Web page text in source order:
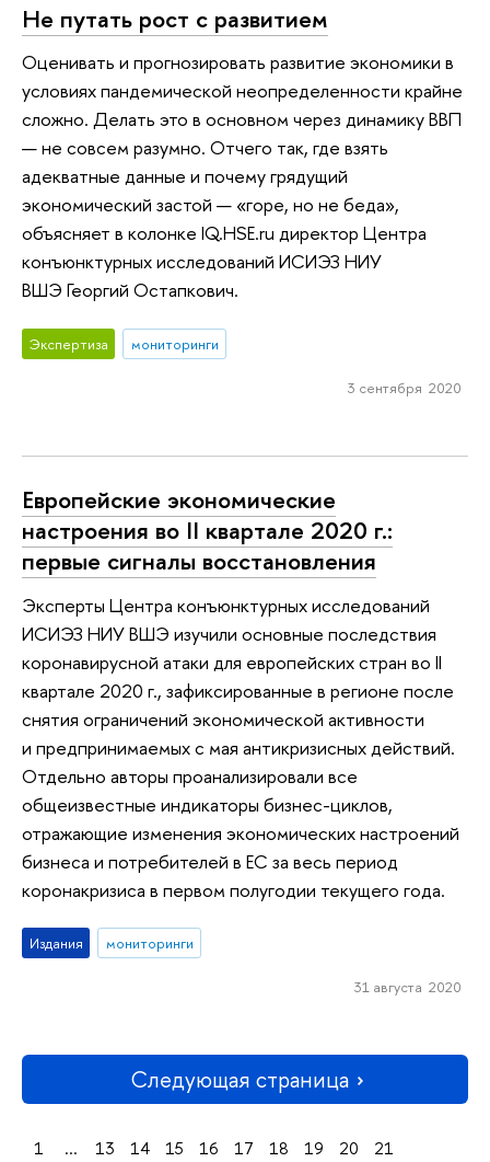
Не путать рост с развитием
Оценивать и прогнозировать развитие экономики в
условиях пандемической неопределенности крайне
сложно. Делать это в основном через динамику ВВП
— не совсем разумно. Отчего так, где взять
адекватные данные и почему грядущий
экономический застой — «горе, но не беда»,
объясняет в колонке IQ.HSE.ru директор Центра
конъюнктурных исследований ИСИЭЗ НИУ
ВШЭ Георгий Остапкович.
Экспертиза мониторинги
3 сентября 2020
Европейские экономические
настроения во II квартале 2020 г.:
первые сигналы восстановления
Эксперты Центра конъюнктурных исследований
ИСИЭЗ НИУ ВШЭ изучили основные последствия
коронавирусной атаки для европейских стран во II
квартале 2020 г., зафиксированные в регионе после
снятия ограничений экономической активности
и предпринимаемых с мая антикризисных действий.
Отдельно авторы проанализировали все
общеизвестные индикаторы бизнес-циклов,
отражающие изменения экономических настроений
бизнеса и потребителей в ЕС за весь период
коронакризиса в первом полугодии текущего года.
Издания мониторинги
31 августа 2020
Следующая страница
1 ... 13 14 15 16 17 18 19 20
21